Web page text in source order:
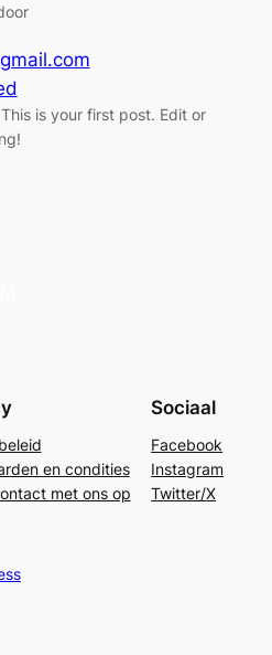
is your first post. Edit or
en condities
met ons op
Sociaal
Facebook
Instagram
Twitter/X